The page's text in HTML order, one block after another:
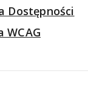
Dostępności
WCAG